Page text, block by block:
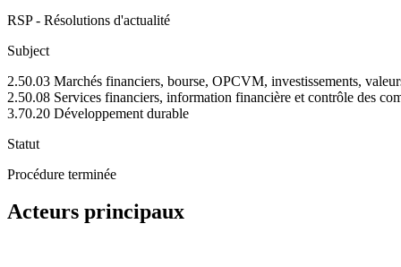
RSP - Résolutions d'actualité
Subject
2.50.03 Marchés financiers, bourse, OPCVM, investissements,
2.50.08 Services financiers, information financière et contrôle des
3.70.20 Développement durable
Statut
Procédure terminée
Acteurs principaux